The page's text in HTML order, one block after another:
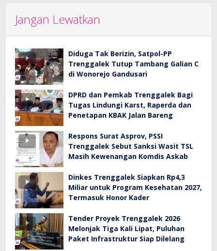
Jangan Lewatkan
Diduga Tak Berizin, Satpol-PP
Trenggalek Tutup Tambang Galian C
di Wonorejo Gandusari
DPRD dan Pemkab Trenggalek Bagi
Tugas Lindungi Karst, Raperda dan
Penetapan KBAK Jalan Bareng
Respons Surat Asprov, PSSI
Trenggalek Sebut Sanksi Wasit TSL
Masih Kewenangan Komdis Askab
Dinkes Trenggalek Siapkan Rp4,3
Miliar untuk Program Kesehatan 2027,
Termasuk Honor Kader
Tender Proyek Trenggalek 2026
Melonjak Tiga Kali Lipat, Puluhan
Paket Infrastruktur Siap Dilelang